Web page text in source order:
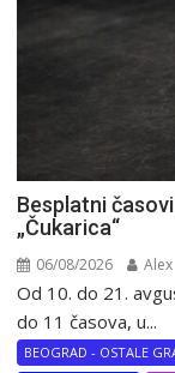
Besplatni
„Čukarica“
06/08/2026 Alex
Od 10. do 21.
do 11 časova, u...
BEOGRAD - OSTALE